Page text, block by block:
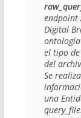
endpoint
Digital
el tipo de
del
Se
una